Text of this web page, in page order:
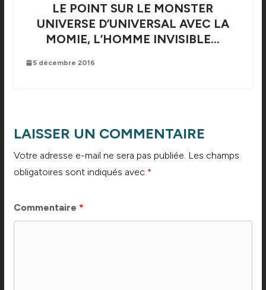
LE POINT SUR LE MONSTER
UNIVERSE D’UNIVERSAL AVEC LA
MOMIE, L’HOMME INVISIBLE…
5 décembre 2016
LAISSER UN COMMENTAIRE
Votre adresse e-mail ne sera pas publiée. Les champs
obligatoires sont indiqués avec *
Commentaire *